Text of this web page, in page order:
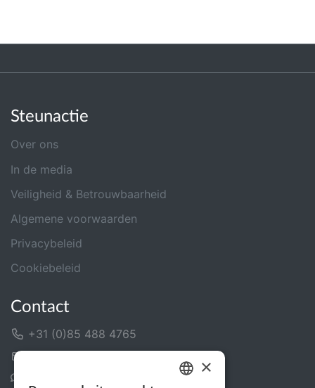
Steunactie
Over ons
In de media
Veiligheid & Betrouwbaarheid
Algemene voorwaarden
Privacybeleid
Cookiebeleid
Contact
+31 (0)85 488 4765
×